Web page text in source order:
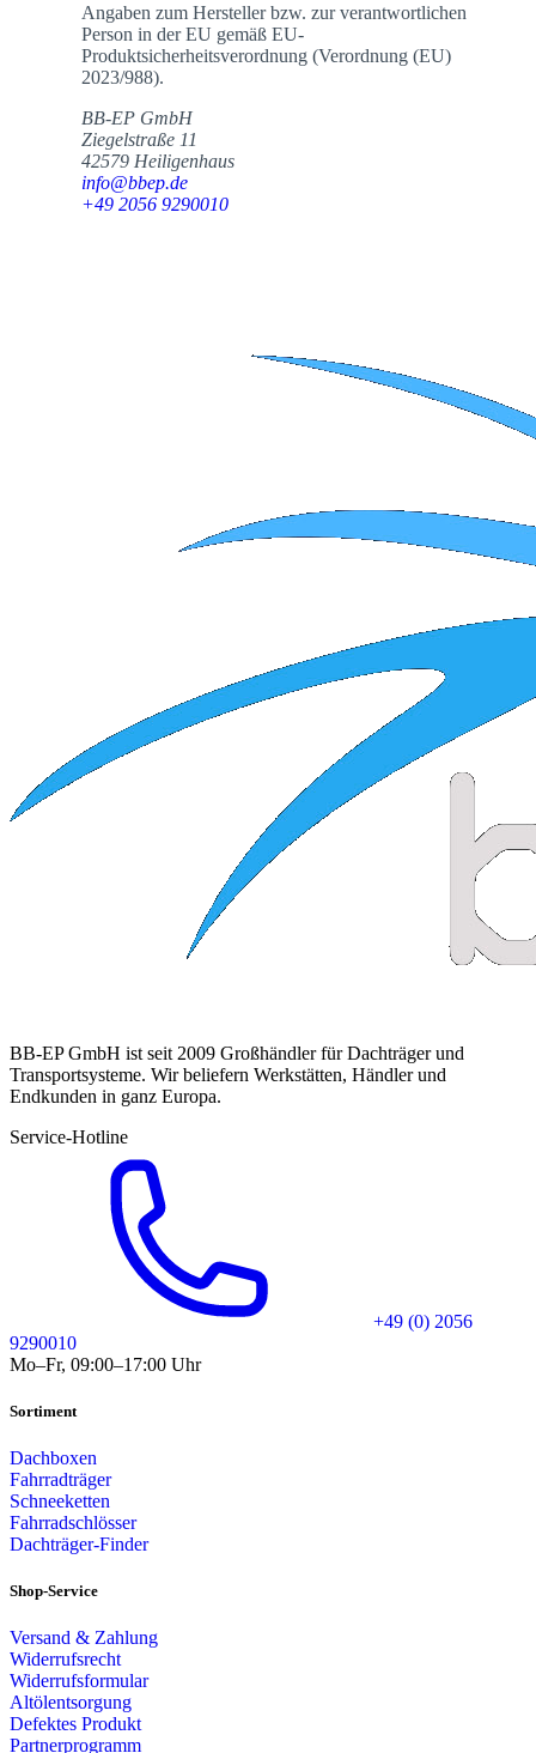
Angaben zum Hersteller bzw. zur verantwortlichen
Person in der EU gemäß EU-
Produktsicherheitsverordnung (Verordnung (EU)
2023/988).
BB-EP GmbH
Ziegelstraße 11
42579 Heiligenhaus
info@bbep.de
+49 2056 9290010
BB-EP GmbH ist seit 2009 Großhändler für Dachträger und
Transportsysteme. Wir beliefern Werkstätten, Händler und
Endkunden in ganz Europa.
Service-Hotline
+49 (0) 2056
9290010
Mo–Fr, 09:00–17:00 Uhr
Sortiment
Dachboxen
Fahrradträger
Schneeketten
Fahrradschlösser
Dachträger-Finder
Shop-Service
Versand & Zahlung
Widerrufsrecht
Widerrufsformular
Altölentsorgung
Defektes Produkt
Partnerprogramm